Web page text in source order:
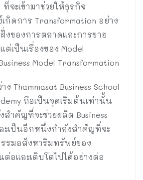
จะเข้ามาช่วยให้ธุรกิจ
กิดการ Transformation อย่าง
งของการตลาดและการขาย
ต่เป็นเรื่องของ Model
Model Transformation
ง Thammasat Business School
ถือเป็นจุดเริ่มต้นเท่านั้น
ำคัญที่จะช่วยผลิต Business
ะเป็นอีกหนึ่งกำลังสำคัญที่จะ
รมอสังหาริมทรัพย์ของ
ต่อและเติบโตไปได้อย่างต่อ